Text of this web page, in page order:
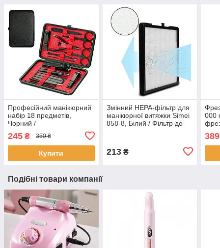
Професійний манікюрний
набір 18 предметів,
Чорний /
набір для манікюру у
футлярі
245 ₴ 350 ₴
Купити
Змінний НЕРА-фільтр для
манікюрної витяжки Simei
858-8, Білий / Фільтр до
213₴
000
389
Подібні товари компанії